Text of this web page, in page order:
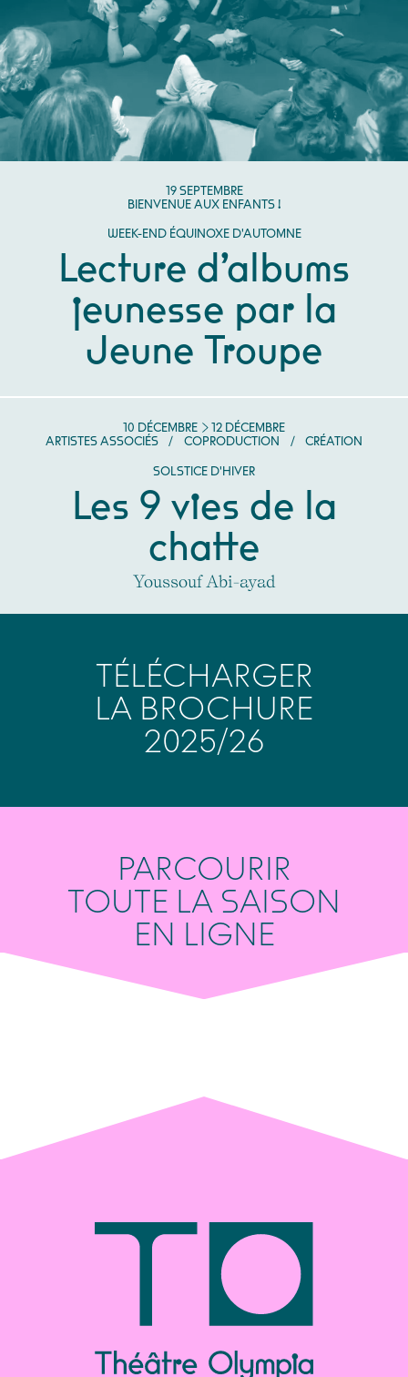
19 SEPTEMBRE
SEPTEMBRE
BIENVENUE AUX ENFANTS !
WEEK-END ÉQUINOXE D'AUTOMNE
Lecture d’albums
jeunesse par la
Jeune Troupe
DU
10 DÉCEMBRE
DÉCEMBRE AU
12 DÉCEMBRE
DÉCEMBRE
ARTISTES ASSOCIÉS
/ COPRODUCTION / CRÉATION
SOLSTICE D'HIVER
Les 9 vies de la
chatte
Youssouf Abi-ayad
TÉLÉCHARGER
LA BROCHURE
2025/26
PARCOURIR
TOUTE LA SAISON
EN LIGNE